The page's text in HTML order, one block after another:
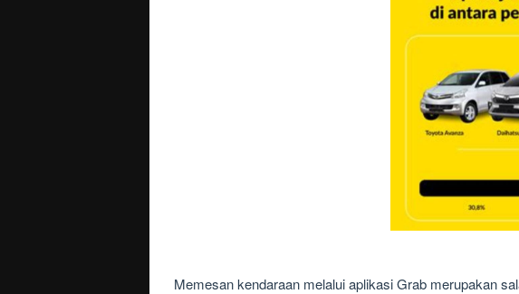
Memesan kendaraan melalui aplikasi Grab merupakan